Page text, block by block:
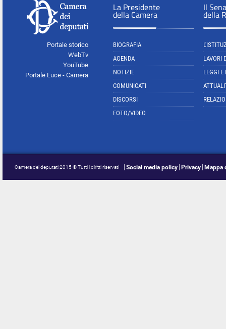
Portale storico
WebTv
YouTube
Portale Luce - Camera
La Presidente
della Camera
BIOGRAFIA
AGENDA
NOTIZIE
COMUNICATI
DISCORSI
FOTO/VIDEO
Il
della
LAVORI
LEGGI E
Camera dei deputati 2015 © Tutti i diritti riservati Social media policy Privacy Mappa